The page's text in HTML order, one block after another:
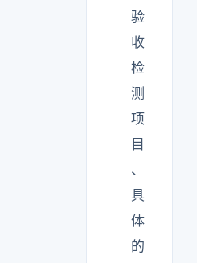
验
收
检
测
项
目
、
具
体
的